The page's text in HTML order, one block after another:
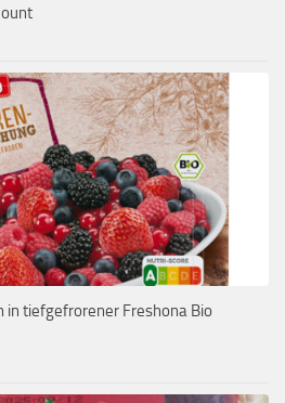
in tiefgefrorener Freshona Bio